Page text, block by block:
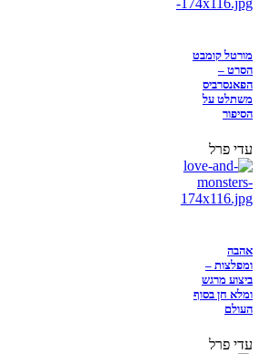
מורטל קומבט
הסרט –
הפאנסרביס
משתלט על
הסיפור
עדי פרל
אהבה
ומפלצות –
ביצוע מרגש
ומלא חן בסוף
העולם
עדי פרל